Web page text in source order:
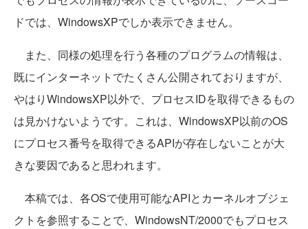
ドでは、WindowsXPでしか表示できません。
また、同様の処理を行う各種のプログラムの情報は、
既にインターネットでたくさん公開されておりますが、
やはりWindowsXP以外で、プロセスIDを取得できるもの
は見かけないようです。これは、WindowsXP以前のOS
にプロセス番号を取得できるAPIが存在しないことが大
きな要因であると思われます。
本稿では、各OSで使用可能なAPIとカーネルオブジェ
クトを参照することで、WindowsNT/2000でもプロセス